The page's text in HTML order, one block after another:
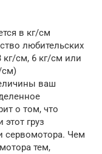
в кг/см
любительских
см, 6 кг/см или
см)
ваш
о том, что
груз
сервомотора. Чем
тем,